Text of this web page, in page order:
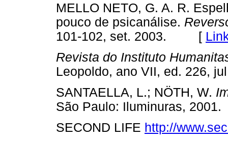
MELLO NETO, G. A. R.
pouco de psicanálise.
101-102, set. 2003. [
Revista do Instituto
Leopoldo, ano VII, ed.
SANTAELLA, L.; NÖTH, W.
São Paulo: Iluminuras,
SECOND LIFE http://